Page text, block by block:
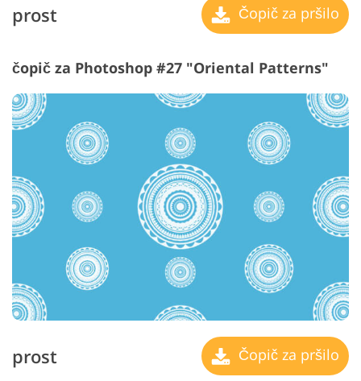
prost Čopič za pršilo
čopič za Photoshop #27 "Oriental Patterns"
prost Čopič za pršilo